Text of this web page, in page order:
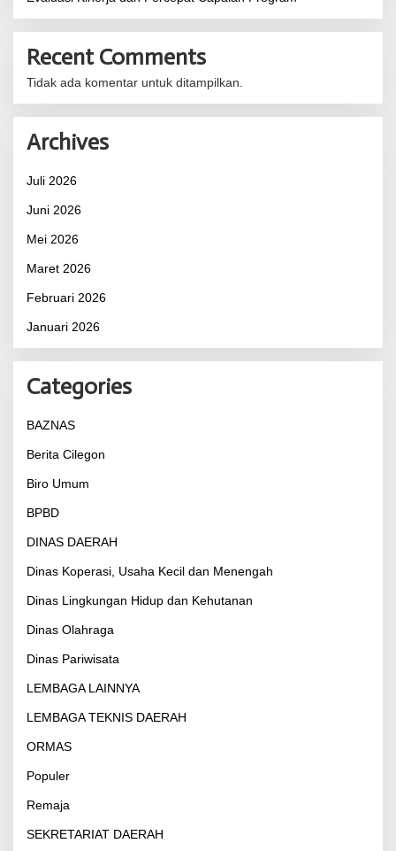
Recent Comments
Tidak ada komentar untuk ditampilkan.
Archives
Juli 2026
Juni 2026
Mei 2026
Maret 2026
Februari 2026
Januari 2026
Categories
BAZNAS
Berita Cilegon
Biro Umum
BPBD
DINAS DAERAH
Dinas Koperasi, Usaha Kecil dan Menengah
Dinas Lingkungan Hidup dan Kehutanan
Dinas Olahraga
Dinas Pariwisata
LEMBAGA LAINNYA
LEMBAGA TEKNIS DAERAH
ORMAS
Populer
Remaja
SEKRETARIAT DAERAH